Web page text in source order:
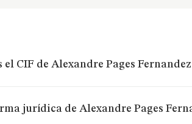
el CIF de Alexandre Pages Fernandez
jurídica de Alexandre Pages